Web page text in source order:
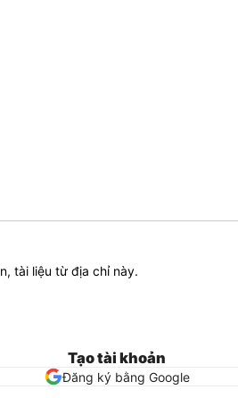
tài liệu từ địa chỉ này.
Tạo tài khoản
Đăng ký bằng Google